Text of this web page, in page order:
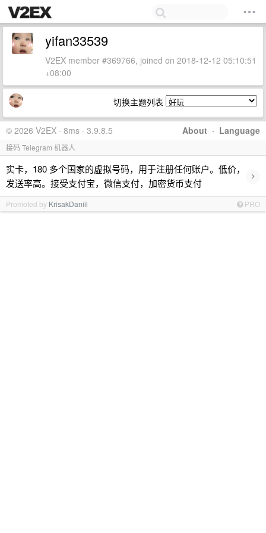
yifan33539
V2EX member #369766, joined on 2018-12-12 05:10:51
+08:00
切换主题列表
About · Language
© 2026 V2EX · 8ms · 3.9.8.5
接码 Telegram 机器人
实卡，180 多个国家的虚拟号码，用于注册任何账户。低价，
发送率高。接受支付宝，微信支付，加密货币支付
›
Promoted by KrisakDaniil PRO